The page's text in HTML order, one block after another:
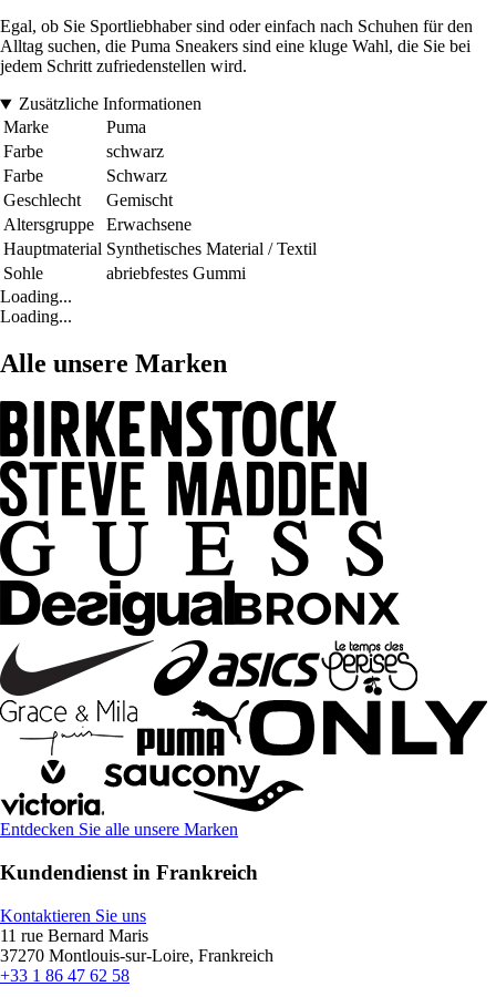
Egal, ob Sie Sportliebhaber sind oder einfach nach Schuhen für den
Alltag suchen, die Puma Sneakers sind eine kluge Wahl, die Sie bei
jedem Schritt zufriedenstellen wird.
Zusätzliche Informationen
Marke
Puma
Farbe
schwarz
Farbe
Schwarz
Geschlecht
Gemischt
Altersgruppe
Erwachsene
Hauptmaterial Synthetisches Material / Textil
Sohle
abriebfestes Gummi
Loading...
Loading...
Alle unsere Marken
Entdecken Sie alle unsere Marken
Kundendienst in Frankreich
Kontaktieren Sie uns
11 rue Bernard Maris
37270 Montlouis-sur-Loire, Frankreich
+33 1 86 47 62 58